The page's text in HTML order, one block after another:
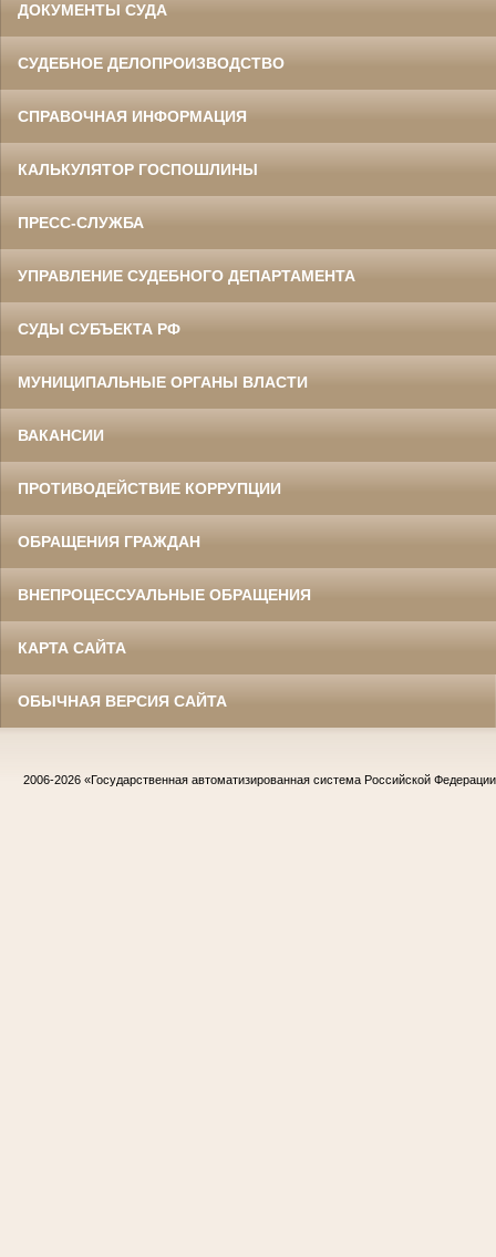
ДОКУМЕНТЫ СУДА
СУДЕБНОЕ ДЕЛОПРОИЗВОДСТВО
СПРАВОЧНАЯ ИНФОРМАЦИЯ
КАЛЬКУЛЯТОР ГОСПОШЛИНЫ
ПРЕСС-СЛУЖБА
УПРАВЛЕНИЕ СУДЕБНОГО ДЕПАРТАМЕНТА
СУДЫ СУБЪЕКТА РФ
МУНИЦИПАЛЬНЫЕ ОРГАНЫ ВЛАСТИ
ВАКАНСИИ
ПРОТИВОДЕЙСТВИЕ КОРРУПЦИИ
ОБРАЩЕНИЯ ГРАЖДАН
ВНЕПРОЦЕССУАЛЬНЫЕ ОБРАЩЕНИЯ
КАРТА САЙТА
ОБЫЧНАЯ ВЕРСИЯ САЙТА
2006-2026 «Государственная автоматизированная система Российской